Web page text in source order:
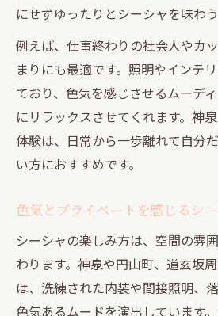
にせずゆったりとシーシャを味わ
例えば、仕事終わりの社会人やカ
まりにも最適です。照明やインテ
ており、色気を感じさせるムーデ
にリラックスさせてくれます。神
体験は、日常から一歩離れて自分
い方におすすめです。
色気とプライベートを感じるシ
シーシャの楽しみ方は、空間の雰
わります。神泉や円山町、道玄坂
は、洗練された内装や間接照明、
色気あるムードを演出しています